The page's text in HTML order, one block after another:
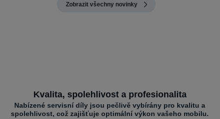
Zobrazit všechny novinky
Kvalita, spolehlivost a profesionalita
Nabízené servisní díly jsou pečlivě vybírány pro kvalitu a
spolehlivost, což zajišťuje optimální výkon vašeho mobilu.